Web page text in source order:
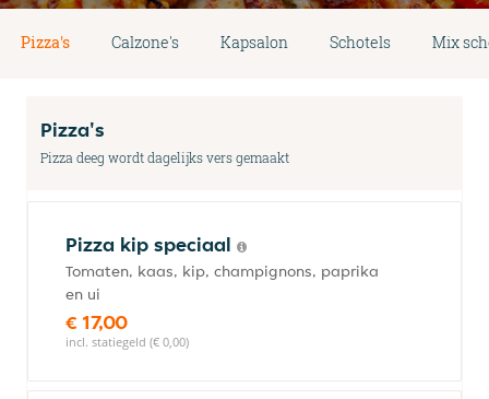
Pizza's Calzone's Kapsalon Schotels Mix
Pizza's
Pizza deeg wordt dagelijks vers gemaakt
Pizza kip speciaal
Tomaten, kaas, kip, champignons, paprika
en ui
€ 17,00
incl. statiegeld (€ 0,00)